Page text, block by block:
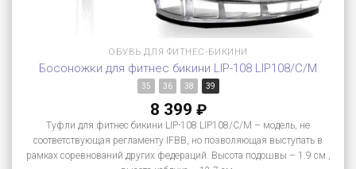
ОБУВЬ ДЛЯ ФИТНЕС-БИКИНИ
Босоножки для фитнес бикини LIP-108 LIP108/C/M
35 36 38 39
8 399 ₽
Туфли для фитнес бикини LIP-108 LIP108/C/M – модель, не
соответствующая регламенту IFBB, но позволяющая выступать в
рамках соревнований других федераций. Высота подошвы – 1.9 см.,